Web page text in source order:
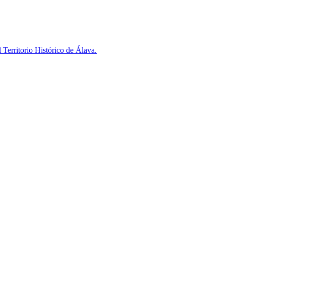
Territorio Histórico de Álava.